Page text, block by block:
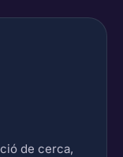
de cerca,